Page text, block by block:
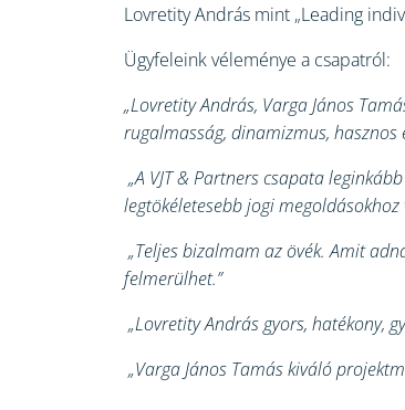
Lovretity András mint „Leading
Ügyfeleink véleménye a csapatról:
„Lovretity András, Varga János
rugalmasság, dinamizmus,
„A VJT & Partners csapata
legtökéletesebb jogi
„Teljes bizalmam az övék. Amit
felmerülhet.”
„Lovretity András gyors, hatékony,
„Varga János Tamás kiváló